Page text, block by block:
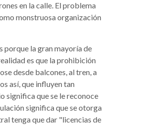
en la calle. El problema
monstruosa organización
porque la gran mayoría de
es que la prohibición
desde balcones, al tren, a
así, que influyen tan
significa que se le reconoce
significa que se otorga
tenga que dar "licencias de